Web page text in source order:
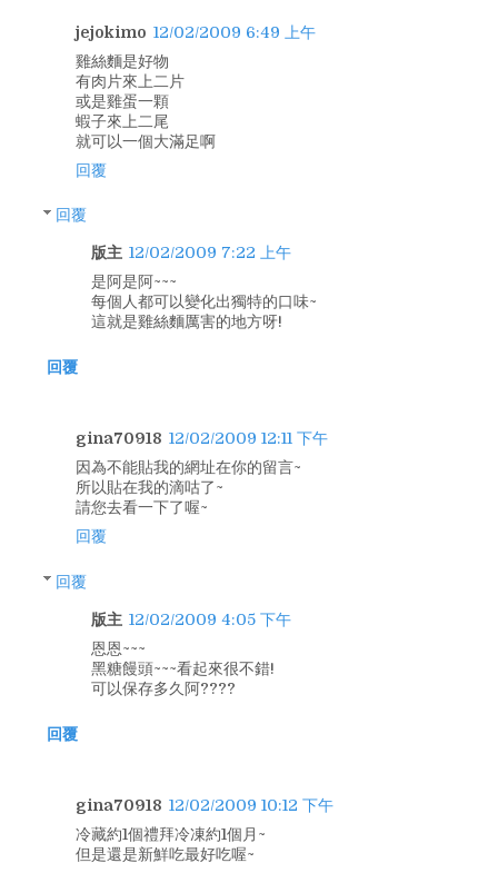
jejokimo 12/02/2009 6:49 上午
雞絲麵是好物
有肉片來上二片
或是雞蛋一顆
蝦子來上二尾
就可以一個大滿足啊
回覆
回覆
版主 12/02/2009 7:22 上午
是阿是阿~~~
每個人都可以變化出獨特的口味~
這就是雞絲麵厲害的地方呀!
回覆
gina70918 12/02/2009 12:11 下午
因為不能貼我的網址在你的留言~
所以貼在我的滴咕了~
請您去看一下了喔~
回覆
回覆
版主 12/02/2009 4:05 下午
恩恩~~~
黑糖饅頭~~~看起來很不錯!
可以保存多久阿????
回覆
gina70918 12/02/2009 10:12 下午
冷藏約1個禮拜冷凍約1個月~
但是還是新鮮吃最好吃喔~